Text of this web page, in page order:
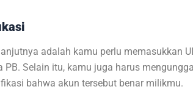
adalah kamu perlu memasukkan
Selain itu, kamu juga harus
bahwa akun tersebut benar milikmu.